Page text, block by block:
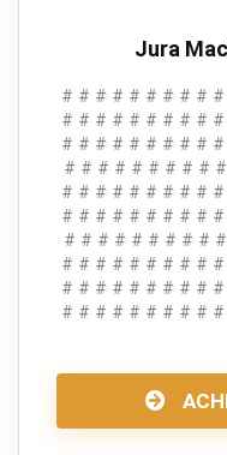
Jura
# # # # # # # # #
# # # # # # # # #
# # # # # # # # #
# # # # # # # # #
# # # # # # # # #
# # # # # # # # #
# # # # # # # # #
# # # # # # # # #
# # # # # # # # #
# # # # # # # # #